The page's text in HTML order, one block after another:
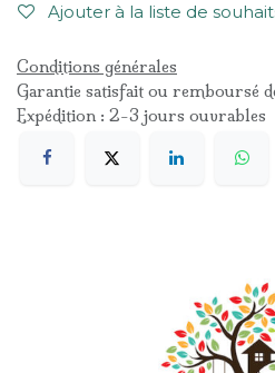
Ajouter à la liste de
Conditions générales
Garantie satisfait ou remboursé
Expédition : 2-3 jours ouvrables